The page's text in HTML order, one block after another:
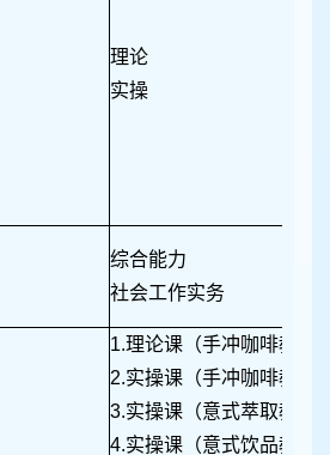
理论
实操
综合能力
社会工作实务
1.理论课（手冲咖啡教学
2.实操课（手冲咖啡教学
3.实操课（意式萃取教学
4.实操课（意式饮品教学